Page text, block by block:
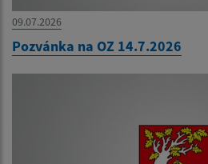
09.07.2026
Pozvánka na OZ 14.7.2026